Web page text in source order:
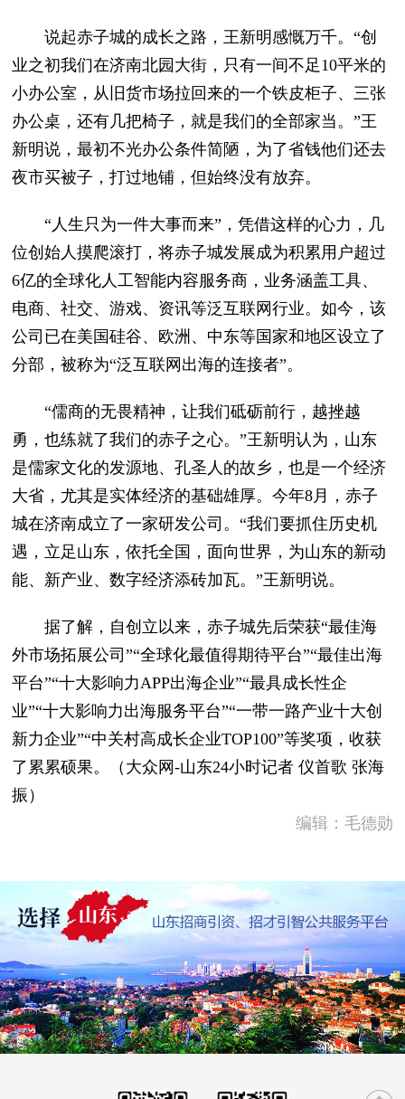
说起赤子城的成长之路，王新明感慨万千。“创
业之初我们在济南北园大街，只有一间不足10平米的
小办公室，从旧货市场拉回来的一个铁皮柜子、三张
办公桌，还有几把椅子，就是我们的全部家当。”王
新明说，最初不光办公条件简陋，为了省钱他们还去
夜市买被子，打过地铺，但始终没有放弃。
“人生只为一件大事而来”，凭借这样的心力，几
位创始人摸爬滚打，将赤子城发展成为积累用户超过
6亿的全球化人工智能内容服务商，业务涵盖工具、
电商、社交、游戏、资讯等泛互联网行业。如今，该
公司已在美国硅谷、欧洲、中东等国家和地区设立了
分部，被称为“泛互联网出海的连接者”。
“儒商的无畏精神，让我们砥砺前行，越挫越
勇，也练就了我们的赤子之心。”王新明认为，山东
是儒家文化的发源地、孔圣人的故乡，也是一个经济
大省，尤其是实体经济的基础雄厚。今年8月，赤子
城在济南成立了一家研发公司。“我们要抓住历史机
遇，立足山东，依托全国，面向世界，为山东的新动
能、新产业、数字经济添砖加瓦。”王新明说。
据了解，自创立以来，赤子城先后荣获“最佳海
外市场拓展公司”“全球化最值得期待平台”“最佳出海
平台”“十大影响力APP出海企业”“最具成长性企
业”“十大影响力出海服务平台”“一带一路产业十大创
新力企业”“中关村高成长企业TOP100”等奖项，收获
了累累硕果。（大众网-山东24小时记者 仪首歌 张海
振）
编辑：毛德勋